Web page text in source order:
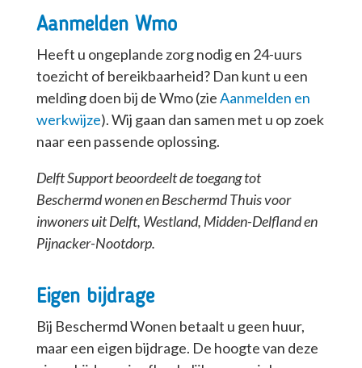
Aanmelden Wmo
Heeft u ongeplande zorg nodig en 24-uurs
toezicht of bereikbaarheid? Dan kunt u een
melding doen bij de Wmo (zieAanmelden en
werkwijze). Wij gaan dan samen met u op zoek
naar een passende oplossing.
Delft Support beoordeelt de toegang tot
Beschermd wonen en Beschermd Thuis voor
inwoners uit Delft, Westland, Midden-Delfland en
Pijnacker-Nootdorp.
Eigen bijdrage
Bij Beschermd Wonen betaalt u geen huur,
maar een eigen bijdrage. De hoogte van deze